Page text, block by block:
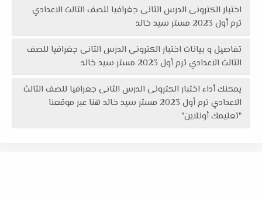
اختبار الكترونى الدرس الثانى جغرافيا للصف الثالث الاعدادي
ترم أول 2023 مستر سيد خالد
تفاصيل و بيانات اختبار الكترونى الدرس الثانى جغرافيا للصف
الثالث الاعدادي ترم أول 2023 مستر سيد خالد
يمكنك أداء اختبار الكترونى الدرس الثانى جغرافيا للصف الثالث
الاعدادي ترم أول 2023 مستر سيد خالد هنا عبر موقعنا
"تعليمك أونلاين"